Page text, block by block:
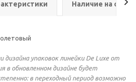
Наличие на
упаковок линейки De Luxe от
в обновленном дизайне будет
в переходный период возможно